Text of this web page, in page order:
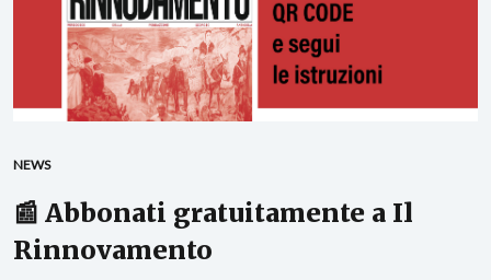
NEWS
📰 Abbonati gratuitamente a Il
Rinnovamento